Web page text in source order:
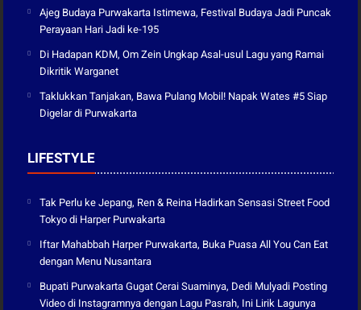
Ajeg Budaya Purwakarta Istimewa, Festival Budaya Jadi Puncak
Perayaan Hari Jadi ke-195
Di Hadapan KDM, Om Zein Ungkap Asal-usul Lagu yang Ramai
Dikritik Warganet
Taklukkan Tanjakan, Bawa Pulang Mobil! Napak Wates #5 Siap
Digelar di Purwakarta
LIFESTYLE
Tak Perlu ke Jepang, Ren & Reina Hadirkan Sensasi Street Food
Tokyo di Harper Purwakarta
Iftar Mahabbah Harper Purwakarta, Buka Puasa All You Can Eat
dengan Menu Nusantara
Bupati Purwakarta Gugat Cerai Suaminya, Dedi Mulyadi Posting
Video di Instagramnya dengan Lagu Pasrah, Ini Lirik Lagunya